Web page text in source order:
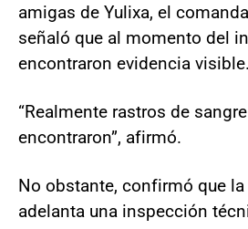
amigas de Yulixa, el
señaló que al momento del
encontraron evidencia visible.
“Realmente rastros de
encontraron”, afirmó.
No obstante, confirmó que
adelanta una inspección